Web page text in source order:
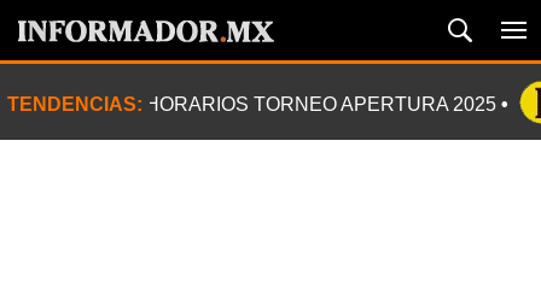
TENDENCIAS: HORARIOS TORNEO APERTURA 2025